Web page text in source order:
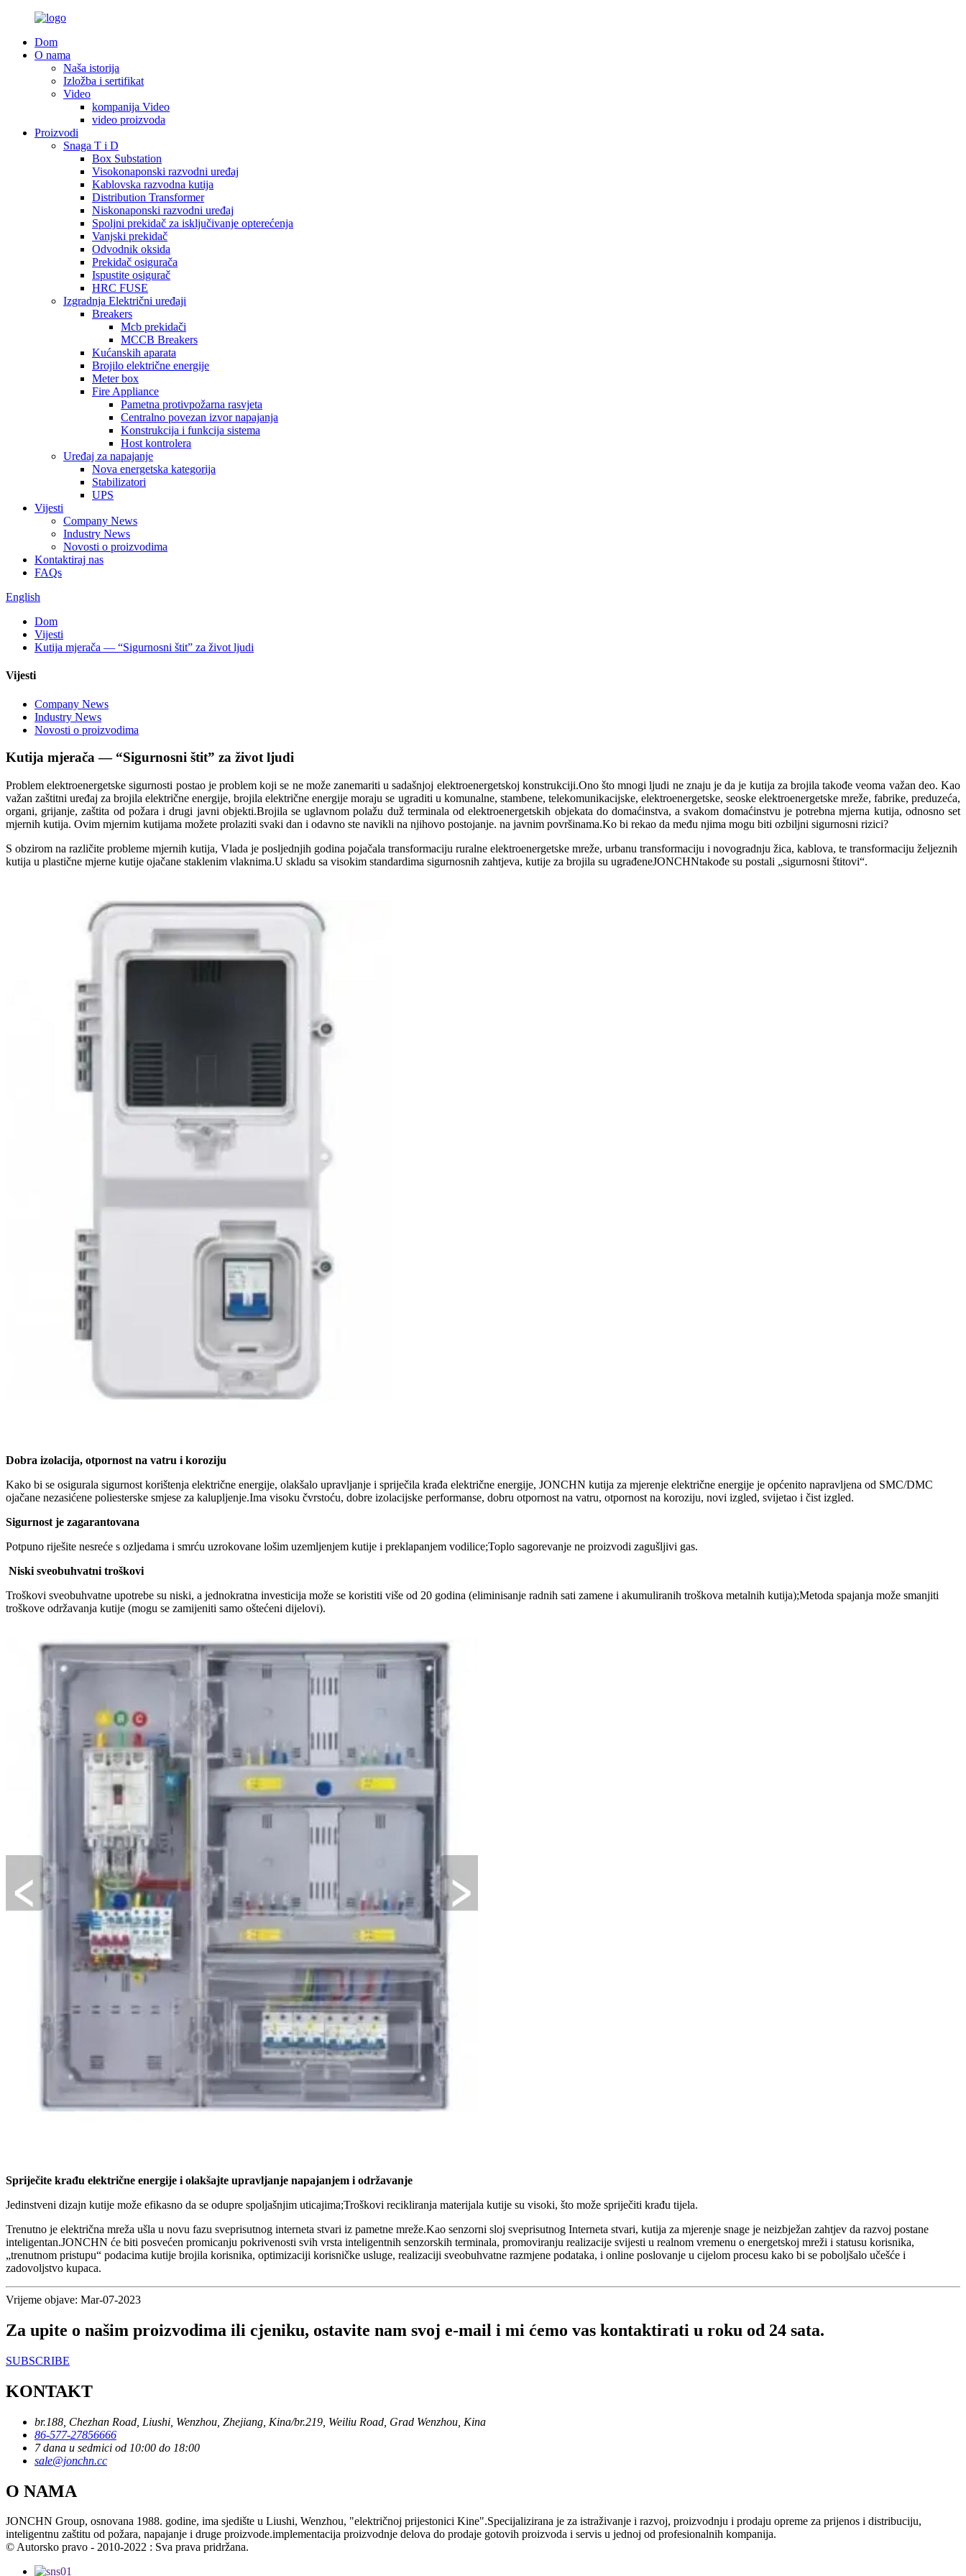
Dom
O nama
Naša istorija
Izložba i sertifikat
Video
kompanija Video
video proizvoda
Proizvodi
Snaga T i D
Box Substation
Visokonaponski razvodni uređaj
Kablovska razvodna kutija
Distribution Transformer
Niskonaponski razvodni uređaj
Spoljni prekidač za isključivanje opterećenja
Vanjski prekidač
Odvodnik oksida
Prekidač osigurača
Ispustite osigurač
HRC FUSE
Izgradnja Električni uređaji
Breakers
Mcb prekidači
MCCB Breakers
Kućanskih aparata
Brojilo električne energije
Meter box
Fire Appliance
Pametna protivpožarna rasvjeta
Centralno povezan izvor napajanja
Konstrukcija i funkcija sistema
Host kontrolera
Uređaj za napajanje
Nova energetska kategorija
Stabilizatori
UPS
Vijesti
Company News
Industry News
Novosti o proizvodima
Kontaktiraj nas
FAQs
English
Dom
Vijesti
Kutija mjerača — “Sigurnosni štit” za život ljudi
Vijesti
Company News
Industry News
Novosti o proizvodima
Kutija mjerača — “Sigurnosni štit” za život ljudi
Problem elektroenergetske sigurnosti postao je problem koji se ne može zanemariti u sadašnjoj elektroenergetskoj konstrukciji.Ono što mnogi ljudi ne znaju je da je kutija za brojila takođe veoma važan deo. Kao
važan zaštitni uređaj za brojila električne energije, brojila električne energije moraju se ugraditi u komunalne, stambene, telekomunikacijske, elektroenergetske, seoske elektroenergetske mreže, fabrike, preduzeća,
organi, grijanje, zaštita od požara i drugi javni objekti.Brojila se uglavnom polažu duž terminala od elektroenergetskih objekata do domaćinstva, a svakom domaćinstvu je potrebna mjerna kutija, odnosno set
mjernih kutija. Ovim mjernim kutijama možete prolaziti svaki dan i odavno ste navikli na njihovo postojanje. na javnim površinama.Ko bi rekao da među njima mogu biti ozbiljni sigurnosni rizici?
S obzirom na različite probleme mjernih kutija, Vlada je posljednjih godina pojačala transformaciju ruralne elektroenergetske mreže, urbanu transformaciju i novogradnju žica, kablova, te transformaciju željeznih
kutija u plastične mjerne kutije ojačane staklenim vlaknima.U skladu sa visokim standardima sigurnosnih zahtjeva, kutije za brojila su ugrađeneJONCHNtakođe su postali „sigurnosni štitovi“.
Dobra izolacija, otpornost na vatru i koroziju
Kako bi se osigurala sigurnost korištenja električne energije, olakšalo upravljanje i spriječila krađa električne energije, JONCHN kutija za mjerenje električne energije je općenito napravljena od SMC/DMC
ojačane nezasićene poliesterske smjese za kalupljenje.Ima visoku čvrstoću, dobre izolacijske performanse, dobru otpornost na vatru, otpornost na koroziju, novi izgled, svijetao i čist izgled.
Sigurnost je zagarantovana
Potpuno riješite nesreće s ozljedama i smrću uzrokovane lošim uzemljenjem kutije i preklapanjem vodilice;Toplo sagorevanje ne proizvodi zagušljivi gas.
Niski sveobuhvatni troškovi
Troškovi sveobuhvatne upotrebe su niski, a jednokratna investicija može se koristiti više od 20 godina (eliminisanje radnih sati zamene i akumuliranih troškova metalnih kutija);Metoda spajanja može smanjiti
troškove održavanja kutije (mogu se zamijeniti samo oštećeni dijelovi).
Spriječite krađu električne energije i olakšajte upravljanje napajanjem i održavanje
Jedinstveni dizajn kutije može efikasno da se odupre spoljašnjim uticajima;Troškovi recikliranja materijala kutije su visoki, što može spriječiti krađu tijela.
Trenutno je električna mreža ušla u novu fazu sveprisutnog interneta stvari iz pametne mreže.Kao senzorni sloj sveprisutnog Interneta stvari, kutija za mjerenje snage je neizbježan zahtjev da razvoj postane
inteligentan.JONCHN će biti posvećen promicanju pokrivenosti svih vrsta inteligentnih senzorskih terminala, promoviranju realizacije svijesti u realnom vremenu o energetskoj mreži i statusu korisnika,
„trenutnom pristupu“ podacima kutije brojila korisnika, optimizaciji korisničke usluge, realizaciji sveobuhvatne razmjene podataka, i online poslovanje u cijelom procesu kako bi se poboljšalo učešće i
zadovoljstvo kupaca.
Vrijeme objave: Mar-07-2023
Za upite o našim proizvodima ili cjeniku, ostavite nam svoj e-mail i mi ćemo vas kontaktirati u roku od 24 sata.
SUBSCRIBE
KONTAKT
br.188, Chezhan Road, Liushi, Wenzhou, Zhejiang, Kina/br.219, Weiliu Road, Grad Wenzhou, Kina
86-577-27856666
7 dana u sedmici od 10:00 do 18:00
sale@jonchn.cc
O NAMA
JONCHN Group, osnovana 1988. godine, ima sjedište u Liushi, Wenzhou, "električnoj prijestonici Kine".Specijalizirana je za istraživanje i razvoj, proizvodnju i prodaju opreme za prijenos i distribuciju,
inteligentnu zaštitu od požara, napajanje i druge proizvode.implementacija proizvodnje delova do prodaje gotovih proizvoda i servis u jednoj od profesionalnih kompanija.
© Autorsko pravo - 2010-2022 : Sva prava pridržana.